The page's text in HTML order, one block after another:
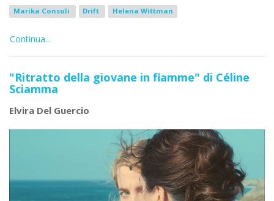
Marika Consoli Drift Helena Wittman
Continua...
"Ritratto della giovane in fiamme" di Céline
Sciamma
Elvira Del Guercio